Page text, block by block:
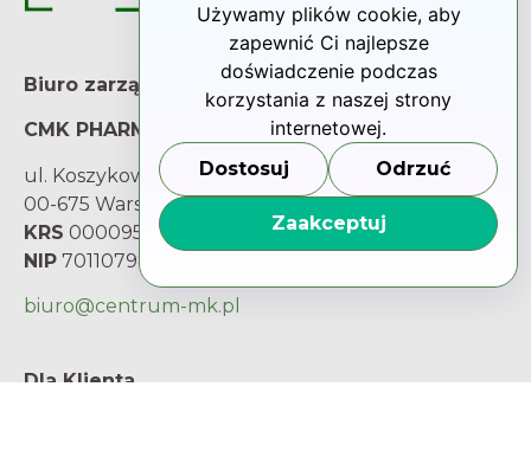
Biuro zarządu
CMK PHARMA Sp. z o.o.
ul. Koszykowa 54
00-675 Warszawa
KRS 0000959251
NIP 7011079842
biuro@centrum-mk.pl
Dla Klienta
Używamy plików cookie, aby
zapewnić Ci najlepsze
doświadczenie podczas
korzystania z naszej strony
internetowej.
Dostosuj Odrzuć
Zaakceptuj